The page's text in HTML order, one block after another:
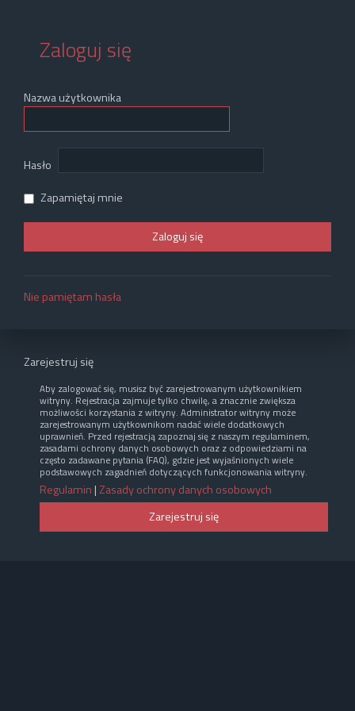
Zaloguj się
Nazwa użytkownika
Hasło
Zapamiętaj mnie
Nie pamiętam hasła
Zarejestruj się
Aby zalogować się, musisz być zarejestrowanym użytkownikiem
witryny. Rejestracja zajmuje tylko chwilę, a znacznie zwiększa
możliwości korzystania z witryny. Administrator witryny może
zarejestrowanym użytkownikom nadać wiele dodatkowych
uprawnień. Przed rejestracją zapoznaj się z naszym regulaminem,
zasadami ochrony danych osobowych oraz z odpowiedziami na
często zadawane pytania (FAQ), gdzie jest wyjaśnionych wiele
podstawowych zagadnień dotyczących funkcjonowania witryny.
Regulamin | Zasady ochrony danych osobowych
Zarejestruj się